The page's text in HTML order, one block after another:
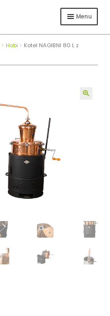
Menu
TRGOVINA
child
O NAS
Hobi
Kotel NAGIBNI 80 L z